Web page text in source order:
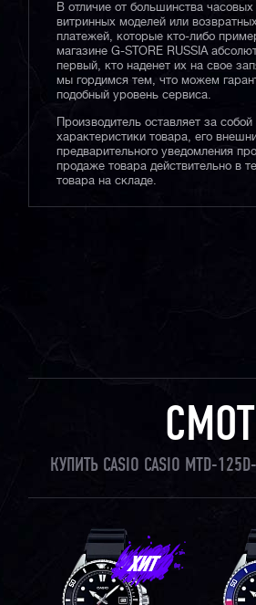
В отличие от большинства
витринных моделей или
платежей, которые кто-либо
магазине G-STORE RUSSIA
первый, кто наденет их на свое
мы гордимся тем, что можем
подобный уровень сервиса.
Производитель оставляет за
характеристики товара, его
предварительного уведомления
продаже товара действительно в
товара на складе.
КУПИТЬ CASIO CASIO MTD-